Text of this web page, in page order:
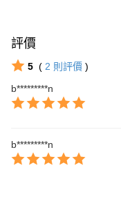
任。
４．使用「AFTEE先享後
時審查核予不同之上限額度
請求用戶進行身份認證。
５．嚴禁一人註冊多個帳號
恩沛科技股份有限公司將有
評價
5 ( 2 則評價 )
b*********n
b*********n